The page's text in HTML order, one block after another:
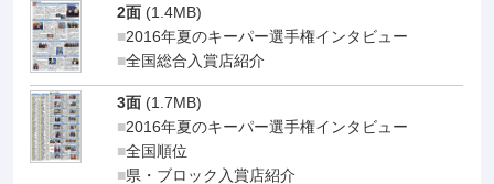
2面 (1.4MB)
2016年夏のキーパー選手権インタビュー
全国総合入賞店紹介
3面 (1.7MB)
2016年夏のキーパー選手権インタビュー
全国順位
県・ブロック入賞店紹介